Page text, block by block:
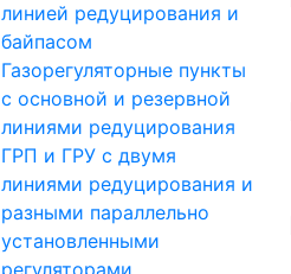
линией редуцирования и
байпасом
Газорегуляторные пункты
с основной и резервной
линиями редуцирования
ГРП и ГРУ с двумя
линиями редуцирования и
разными параллельно
установленными
регуляторами